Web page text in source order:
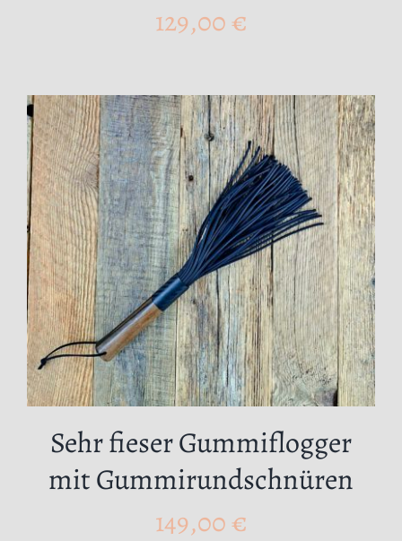
129,00€
Sehr fieser Gummiflogger
mit Gummirundschnüren
149,00€